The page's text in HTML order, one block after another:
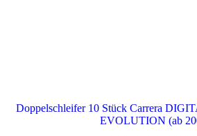
Doppelschleifer 10 Stück Carrera
EVOLUTION (ab